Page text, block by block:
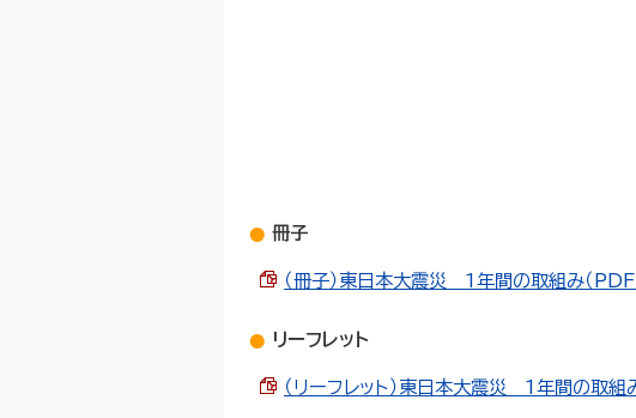
冊子
（冊子）東日本大震災 1年間の取組み（
リーフレット
（リーフレット）東日本大震災 1年間の取